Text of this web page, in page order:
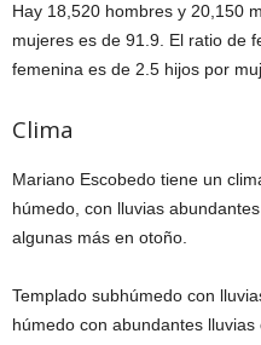
Hay 18,520 hombres y 20,150
mujeres es de 91.9. El ratio de
femenina es de 2.5 hijos por
Clima
Mariano Escobedo tiene un
húmedo, con lluvias
algunas más en otoño.
Templado subhúmedo con
húmedo con abundantes